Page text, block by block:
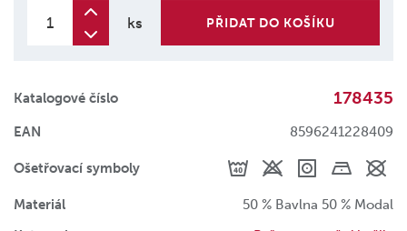
ks PŘIDAT DO KOŠÍKU
Katalogové číslo 178435
EAN 8596241228409
Ošetřovací symboly
Materiál
50 % Bavlna 50 % Modal